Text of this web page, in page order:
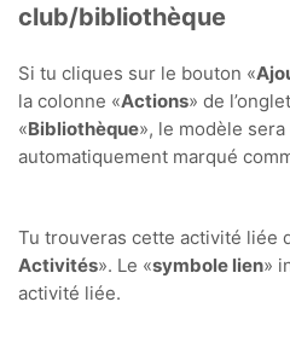
club/bibliothèque
Si tu cliques sur le bouton «
la colonne «Actions» de
«Bibliothèque», le modèle
automatiquement marqué
Tu trouveras cette activité liée
Activités». Le «symbole lien»
activité liée.